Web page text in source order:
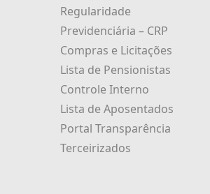
Regularidade
Previdenciária – CRP
Compras e Licitações
Lista de Pensionistas
Controle Interno
Lista de Aposentados
Portal Transparência
Terceirizados